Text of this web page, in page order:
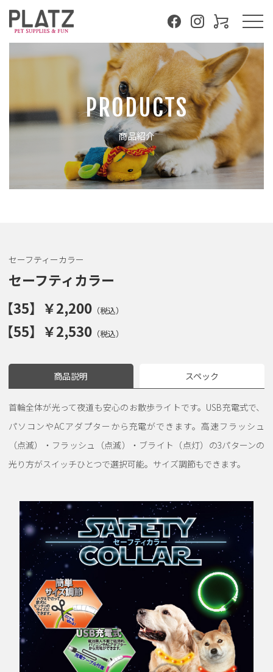
PRODUCTS
商品紹介
セーフティーカラー
セーフティカラー
【35】￥2,200（税込）
【55】￥2,530（税込）
商品説明 スペック
首輪全体が光って夜道も安心のお散歩ライトです。USB充電式で、
パソコンやACアダプターから充電ができます。高速フラッシュ
（点滅）・フラッシュ（点滅）・ブライト（点灯）の3パターンの
光り方がスイッチひとつで選択可能。サイズ調節もできます。